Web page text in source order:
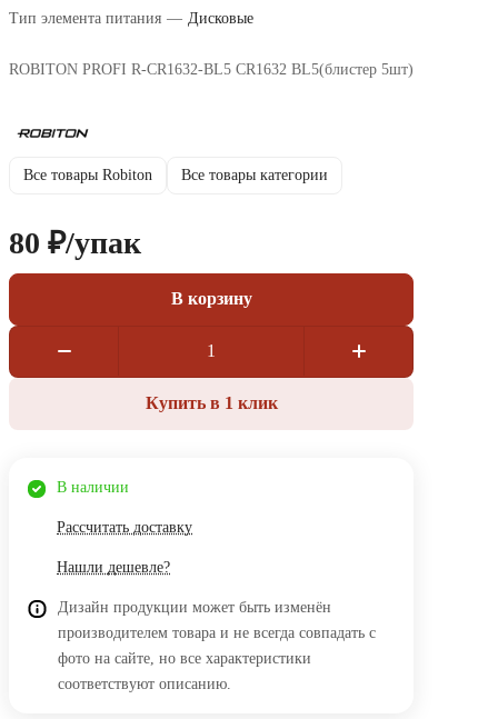
Тип элемента питания — Дисковые
ROBITON PROFI R-CR1632-BL5 CR1632 BL5(блистер 5шт)
Все товары Robiton Все товары категории
80 ₽/упак
В корзину
Купить в 1 клик
В наличии
Рассчитать доставку
Нашли дешевле?
Дизайн продукции может быть изменён
производителем товара и не всегда совпадать с
фото на сайте, но все характеристики
соответствуют описанию.